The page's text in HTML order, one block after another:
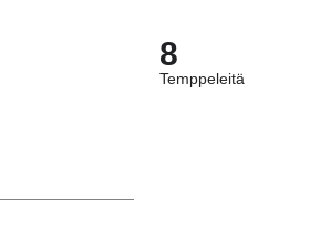
8
Temppeleitä